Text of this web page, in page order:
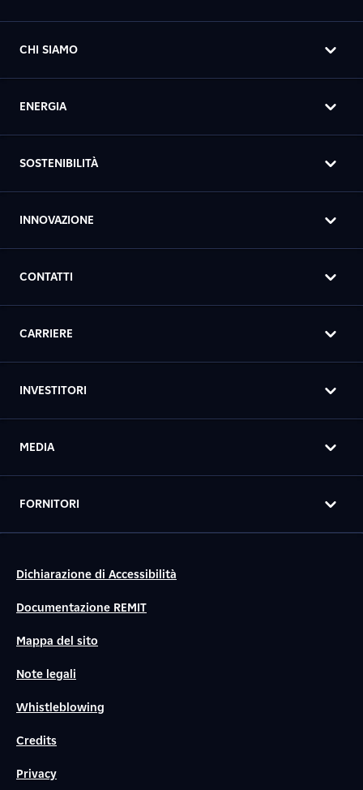
CHI SIAMO
ENERGIA
SOSTENIBILITÀ
INNOVAZIONE
CONTATTI
CARRIERE
INVESTITORI
MEDIA
FORNITORI
Dichiarazione di Accessibilità
Documentazione REMIT
Mappa del sito
Note legali
Whistleblowing
Credits
Privacy